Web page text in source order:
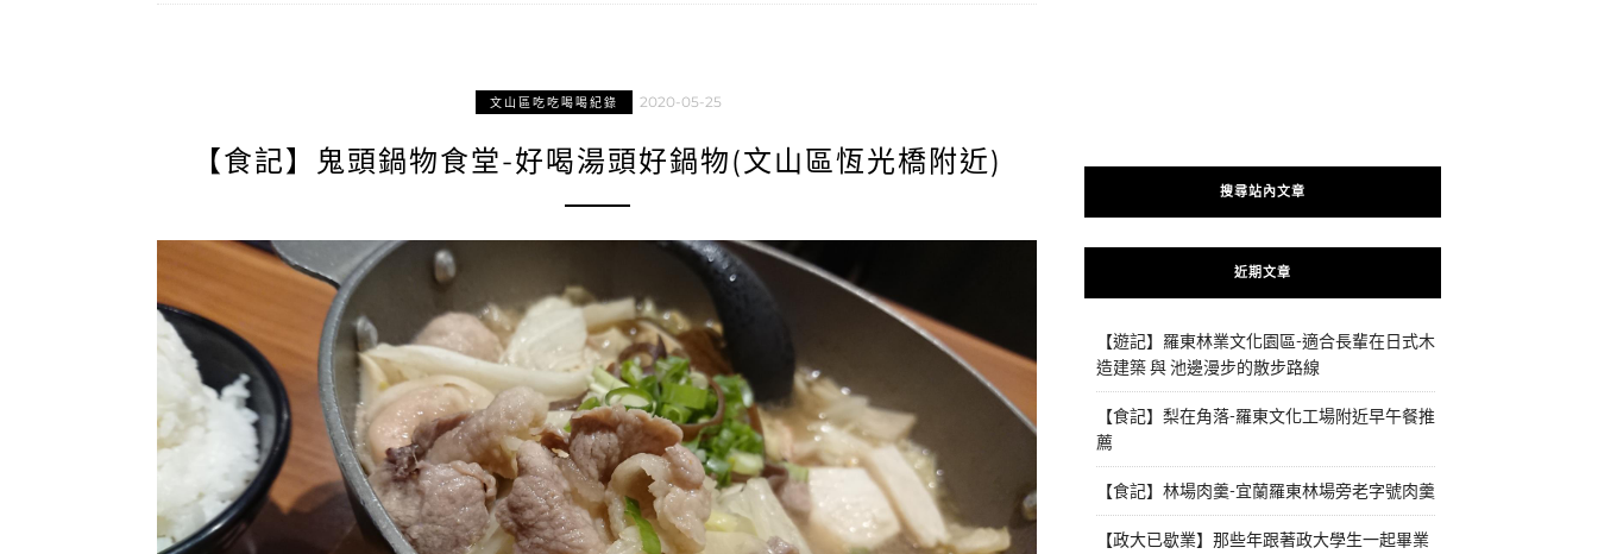
文山區吃吃喝喝紀錄 2020-05-25
【食記】鬼頭鍋物食堂-好喝湯頭好鍋物(文山區恆光橋附近)
搜尋站內文章
近期文章
【遊記】羅東林業文化園區-適合長輩在日式木
造建築 與 池邊漫步的散步路線
【食記】梨在角落-羅東文化工場附近早午餐推
薦
【食記】林場肉羹-宜蘭羅東林場旁老字號肉羹
【政大已歇業】那些年跟著政大學生一起畢業